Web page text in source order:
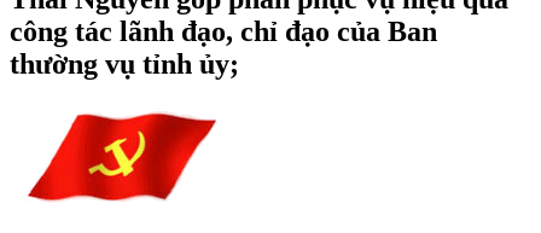
công tác lãnh đạo, chỉ đạo của Ban
thường vụ tỉnh ủy;